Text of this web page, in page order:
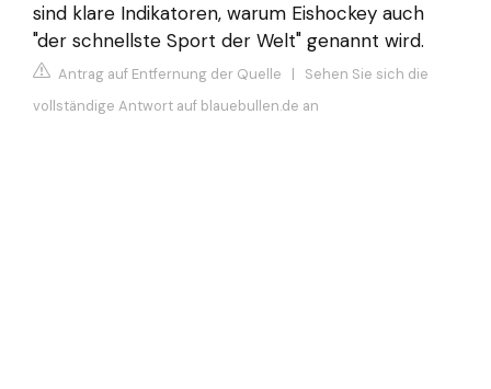
sind klare Indikatoren, warum Eishockey auch
"der schnellste Sport der Welt" genannt wird.
Antrag auf Entfernung der Quelle | Sehen Sie sich die
vollständige Antwort auf blauebullen.de an